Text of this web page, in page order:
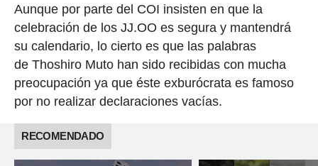
Aunque por parte del COI insisten en que la
celebración de los JJ.OO es segura y mantendrá
su calendario, lo cierto es que las palabras
de Thoshiro Muto han sido recibidas con mucha
preocupación ya que éste exburócrata es famoso
por no realizar declaraciones vacías.
RECOMENDADO